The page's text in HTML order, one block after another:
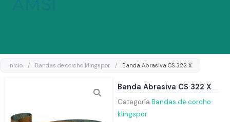
Inicio / Bandas de corcho klingspor / Banda Abrasiva CS 322 X
Banda Abrasiva CS 322 X
Categoría Bandas de corcho
klingspor